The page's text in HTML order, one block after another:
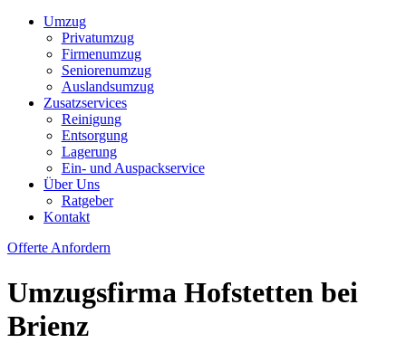
Umzug
Privatumzug
Firmenumzug
Seniorenumzug
Auslandsumzug
Zusatzservices
Reinigung
Entsorgung
Lagerung
Ein- und Auspackservice
Über Uns
Ratgeber
Kontakt
Offerte Anfordern
Umzugsfirma Hofstetten bei
Brienz